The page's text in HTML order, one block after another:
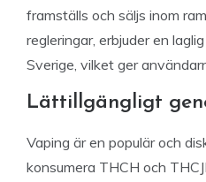
framställs och säljs inom
regleringar, erbjuder en
Sverige, vilket ger
Lättillgängligt
Vaping är en populär och
konsumera THCH och